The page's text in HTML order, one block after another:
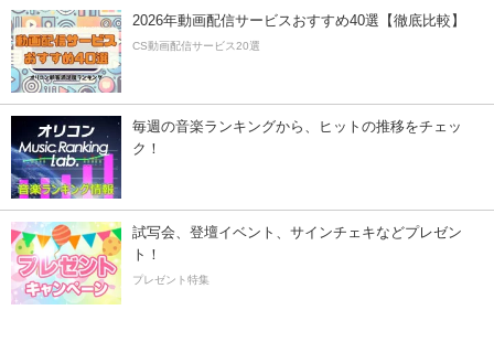
2026年動画配信サービスおすすめ40選【徹底比較】
CS動画配信サービス20選
毎週の音楽ランキングから、ヒットの推移をチェッ
ク！
試写会、登壇イベント、サインチェキなどプレゼン
ト！
プレゼント特集